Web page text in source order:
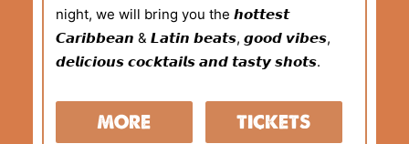
night, we will bring you the 𝙝𝙤𝙩𝙩𝙚𝙨𝙩
𝘾𝙖𝙧𝙞𝙗𝙗𝙚𝙖𝙣 & 𝙇𝙖𝙩𝙞𝙣 𝙗𝙚𝙖𝙩𝙨, 𝙜𝙤𝙤𝙙 𝙫𝙞𝙗𝙚𝙨,
𝙙𝙚𝙡𝙞𝙘𝙞𝙤𝙪𝙨 𝙘𝙤𝙘𝙠𝙩𝙖𝙞𝙡𝙨 𝙖𝙣𝙙 𝙩𝙖𝙨𝙩𝙮 𝙨𝙝𝙤𝙩𝙨.
MORE TICKETS